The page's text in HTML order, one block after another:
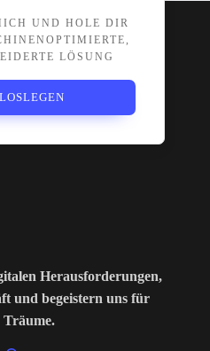
UND HOLE DIR
LÖSUNG
Herausforderungen,
und begeistern uns für
Träume.